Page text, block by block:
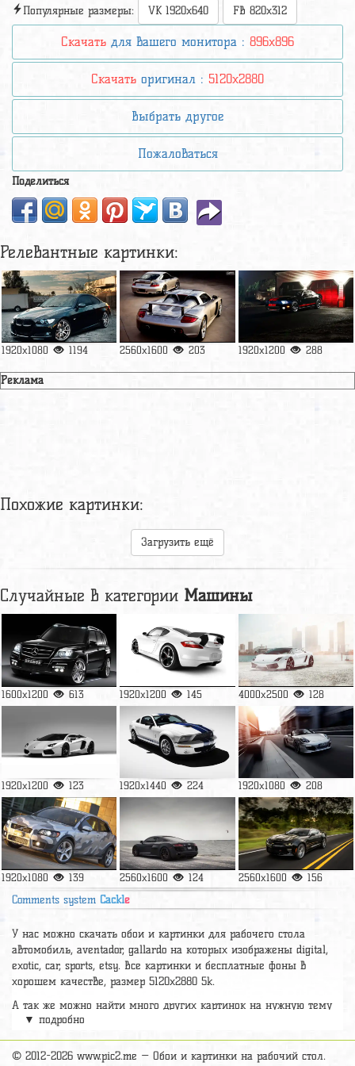
Популярные размеры:
VK 1920x640 FB 820x312
Скачать для вашего монитора : 896x896
Скачать оригинал : 5120x2880
Выбрать другое
Пожаловаться
Поделиться
Релевантные картинки:
1920x1080 1194 2560x1600 203 1920x1200 288
Реклама
Похожие картинки:
Загрузить ещё
Случайные в категории Машины
1600x1200 613 1920x1200 145 4000x2500 128
1920x1200 123 1920x1440 224 1920x1080 208
1920x1080 139 2560x1600 124 2560x1600 156
Comments system Cackle
У нас можно скачать обои и картинки для рабочего стола
автомобиль, aventador, gallardo на которых изображены digital,
exotic, car, sports, etsy. Все картинки и бесплатные фоны в
хорошем качестве, размер 5120x2880 5k.
А так же можно найти много других картинок на нужную тему
разделобои Машины
большое количество красивых широкоформатных картинок, фото
и обоев хорошего hd качества бесплатно и на телефон.
▼ подробно
© 2012-2026 www.pic2.me — Обои и картинки на рабочий стол.